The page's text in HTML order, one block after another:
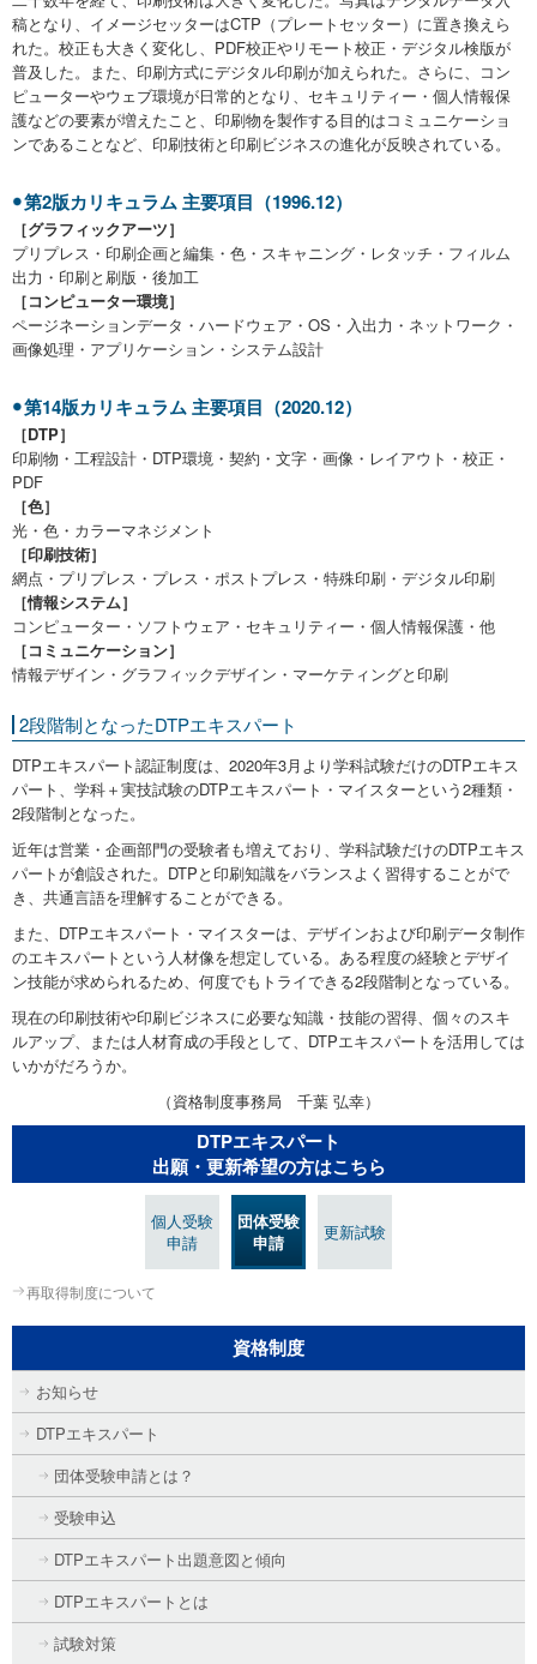
稿となり、イメージセッターはCTP（プレートセッター）に置き換えら
れた。校正も大きく変化し、PDF校正やリモート校正・デジタル検版が
普及した。また、印刷方式にデジタル印刷が加えられた。さらに、コン
ピューターやウェブ環境が日常的となり、セキュリティー・個人情報保
護などの要素が増えたこと、印刷物を製作する目的はコミュニケーショ
ンであることなど、印刷技術と印刷ビジネスの進化が反映されている。
第2版カリキュラム 主要項目（1996.12）
［グラフィックアーツ］
プリプレス・印刷企画と編集・色・スキャニング・レタッチ・フィルム
出力・印刷と刷版・後加工
［コンピューター環境］
ページネーションデータ・ハードウェア・OS・入出力・ネットワーク・
画像処理・アプリケーション・システム設計
第14版カリキュラム 主要項目（2020.12）
［DTP］
印刷物・工程設計・DTP環境・契約・文字・画像・レイアウト・校正・
PDF
［色］
光・色・カラーマネジメント
［印刷技術］
網点・プリプレス・プレス・ポストプレス・特殊印刷・デジタル印刷
［情報システム］
コンピューター・ソフトウェア・セキュリティー・個人情報保護・他
［コミュニケーション］
情報デザイン・グラフィックデザイン・マーケティングと印刷
2段階制となったDTPエキスパート
DTPエキスパート認証制度は、2020年3月より学科試験だけのDTPエキス
パート、学科＋実技試験のDTPエキスパート・マイスターという2種類・
2段階制となった。
近年は営業・企画部門の受験者も増えており、学科試験だけのDTPエキス
パートが創設された。DTPと印刷知識をバランスよく習得することがで
き、共通言語を理解することができる。
また、DTPエキスパート・マイスターは、デザインおよび印刷データ制作
のエキスパートという人材像を想定している。ある程度の経験とデザイ
ン技能が求められるため、何度でもトライできる2段階制となっている。
現在の印刷技術や印刷ビジネスに必要な知識・技能の習得、個々のスキ
ルアップ、または人材育成の手段として、DTPエキスパートを活用しては
いかがだろうか。
（資格制度事務局 千葉 弘幸）
DTPエキスパート
出願・更新希望の方はこちら
個人受験
申請
団体受験
申請
更新試験
再取得制度について
資格制度
お知らせ
DTPエキスパート
団体受験申請とは？
受験申込
DTPエキスパート出題意図と傾向
DTPエキスパートとは
試験対策